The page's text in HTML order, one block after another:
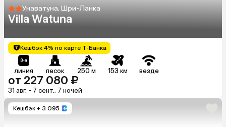
Унаватуна, Шри-Ланка
Villa Watuna
Кешбэк 4% по карте Т-Банка
линия песок 250 м 153 км везде
от 227 080 ₽
31 авг. - 7 сент., 7 ночей
Кешбэк + 3 095